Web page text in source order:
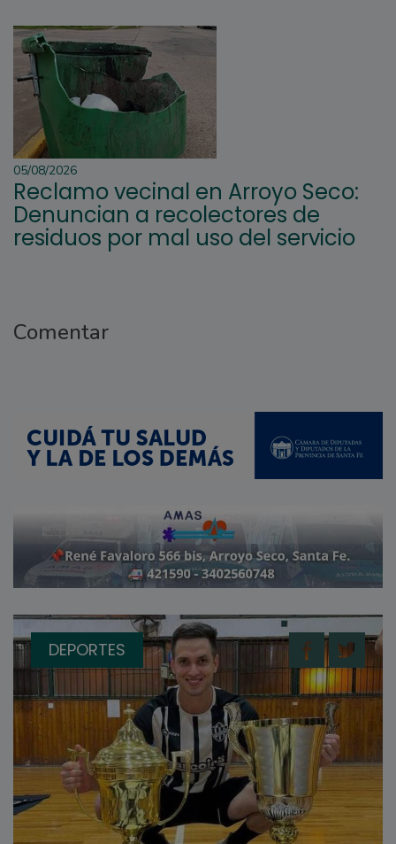
05/08/2026
Reclamo vecinal en Arroyo Seco:
Denuncian a recolectores de
residuos por mal uso del servicio
Comentar
DEPORTES